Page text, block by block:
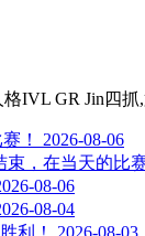
IVL GR Jin四
！
2026-08-06
，在当天的比
08-06
08-04
利！
2026-08-03